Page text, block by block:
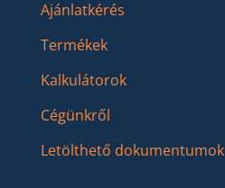
Ajánlatkérés
Termékek
Kalkulátorok
Cégünkről
Letölthető dokumentumok